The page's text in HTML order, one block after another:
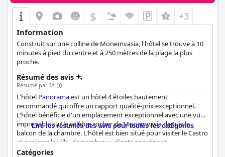
$ +3
Information
Construit sur une colline de Monemvasia, l'hôtel se trouve à 10
minutes à pied du centre et à 250 mètres de la plage la plus
proche.
Résumé des avis
Résumé par IA
L'hôtel Panoramaest un hôtel 4 étoiles hautement
recommandé qui offre un rapport qualité-prix exceptionnel.
L'hôtel bénéficie d'un emplacement exceptionnel avec une vue
imprenable sur le célèbre rocher de Monemvasia depuis le
balcon de la chambre. L'hôtel est bien situé pour visiter le Castro
et explorer la ville, de nombreux clients appréciant
l'emplacement stratégique de l'hôtel. Les chambres sont
Lire les résumés des avis pour toutes les catégories
Catégories